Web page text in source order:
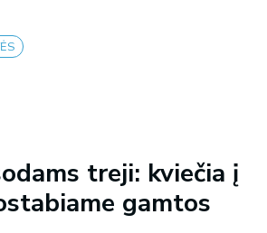
treji: kviečia į
gamtos